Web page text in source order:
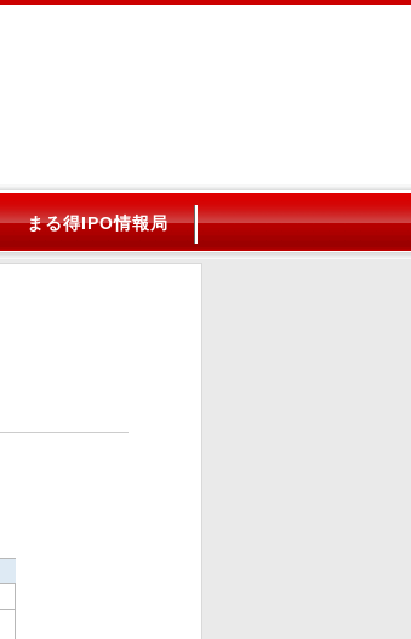
まる得IPO情報局